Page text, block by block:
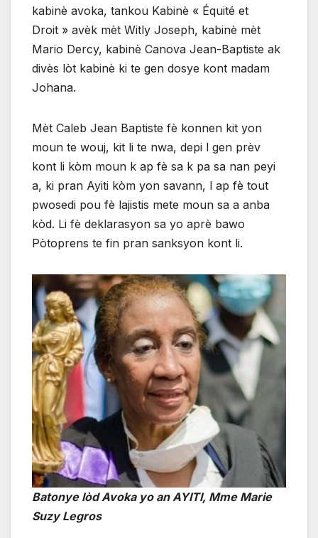
kabinè avoka, tankou Kabinè « Équité et
Droit » avèk mèt Witly Joseph, kabinè mèt
Mario Dercy, kabinè Canova Jean-Baptiste ak
divès lòt kabinè ki te gen dosye kont madam
Johana.
Mèt Caleb Jean Baptiste fè konnen kit yon
moun te wouj, kit li te nwa, depi l gen prèv
kont li kòm moun k ap fè sa k pa sa nan peyi
a, ki pran Ayiti kòm yon savann, l ap fè tout
pwosedi pou fè lajistis mete moun sa a anba
kòd. Li fè deklarasyon sa yo aprè bawo
Pòtoprens te fin pran sanksyon kont li.
Batonye lòd Avoka yo an AYITI, Mme Marie
Suzy Legros